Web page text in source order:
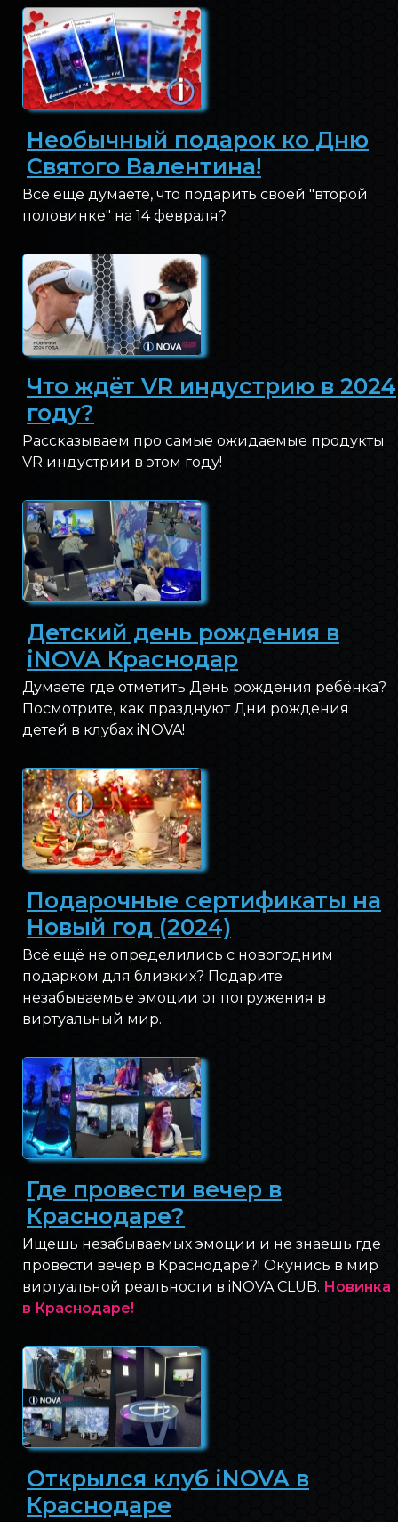
Необычный подарок ко Дню
Святого Валентина!
Всё ещё думаете, что подарить своей "второй
половинке" на 14 февраля?
Что ждёт VR индустрию в 2024
году?
Рассказываем про самые ожидаемые продукты
VR индустрии в этом году!
Детский день рождения в
iNOVA Краснодар
Думаете где отметить День рождения ребёнка?
Посмотрите, как празднуют Дни рождения
детей в клубах iNOVA!
Подарочные сертификаты на
Новый год (2024)
Всё ещё не определились с новогодним
подарком для близких? Подарите
незабываемые эмоции от погружения в
виртуальный мир.
Где провести вечер в
Краснодаре?
Ищешь незабываемых эмоции и не знаешь где
провести вечер в Краснодаре?! Окунись в мир
виртуальной реальности в iNOVA CLUB. Новинка
в Краснодаре!
Открылся клуб iNOVA в
Краснодаре